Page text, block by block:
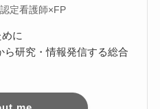
定看護師×FP
に
研究・情報発信する総合